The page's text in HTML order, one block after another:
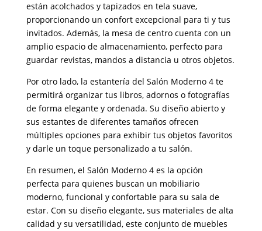
están acolchados y tapizados en tela suave,
proporcionando un confort excepcional para ti y tus
invitados. Además, la mesa de centro cuenta con un
amplio espacio de almacenamiento, perfecto para
guardar revistas, mandos a distancia u otros objetos.
Por otro lado, la estantería del Salón Moderno 4 te
permitirá organizar tus libros, adornos o fotografías
de forma elegante y ordenada. Su diseño abierto y
sus estantes de diferentes tamaños ofrecen
múltiples opciones para exhibir tus objetos favoritos
y darle un toque personalizado a tu salón.
En resumen, el Salón Moderno 4 es la opción
perfecta para quienes buscan un mobiliario
moderno, funcional y confortable para su sala de
estar. Con su diseño elegante, sus materiales de alta
calidad y su versatilidad, este conjunto de muebles